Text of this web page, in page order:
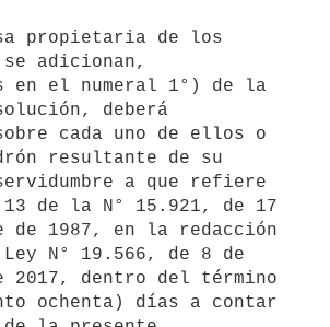
adicionan,
en el numeral 1°) de la
deberá
cada uno de ellos o
resultante de su
a que refiere
de la N° 15.921, de 17
de 1987, en la redacción
N° 19.566, de 8 de
2017, dentro del término
ochenta) días a contar